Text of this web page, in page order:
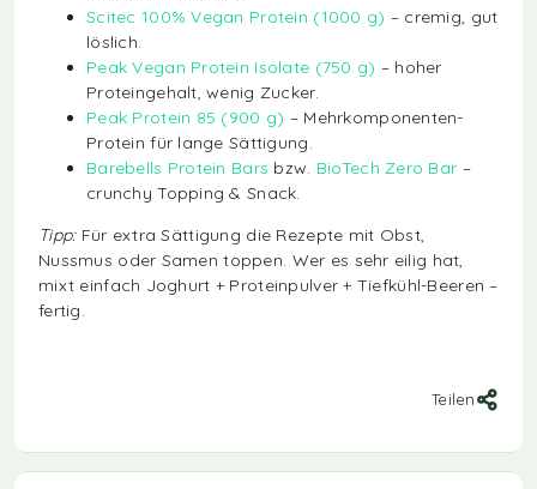
Scitec 100% Vegan Protein (1000 g) – cremig, gut
löslich.
Peak Vegan Protein Isolate (750 g) – hoher
Proteingehalt, wenig Zucker.
Peak Protein 85 (900 g) – Mehrkomponenten-
Protein für lange Sättigung.
Barebells Protein Bars bzw. BioTech Zero Bar –
crunchy Topping & Snack.
Tipp:Für extra Sättigung die Rezepte mit Obst,
Nussmus oder Samen toppen. Wer es sehr eilig hat,
mixt einfach Joghurt + Proteinpulver + Tiefkühl-Beeren –
fertig.
Teilen